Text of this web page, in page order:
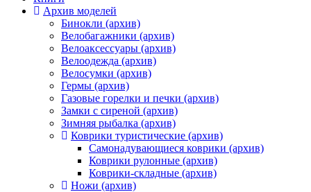
Архив моделей
Бинокли (архив)
Велобагажники (архив)
Велоаксессуары (архив)
Велоодежда (архив)
Велосумки (архив)
Гермы (архив)
Газовые горелки и печки (архив)
Замки с сиреной (архив)
Зимняя рыбалка (архив)
Коврики туристические (архив)
Самонадувающиеся коврики (архив)
Коврики рулонные (архив)
Коврики-складные (архив)
Ножи (архив)